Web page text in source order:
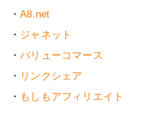
・A8.net
・ ジャネット
・バリューコマース
・ リンクシェア
・ もしもアフィリエイト